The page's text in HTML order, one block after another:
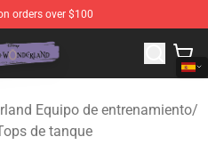
orders over $100
- Official Twisted
Equipo de entrenamiento/
de tanque